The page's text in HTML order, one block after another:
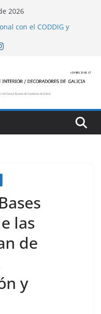
2026
con el CODDIG y
establecimientos
las
de
y